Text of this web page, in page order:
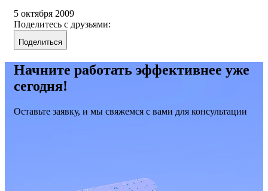
5 октября 2009
Поделитесь с друзьями:
Поделиться
Начните работать эффективнее уже
сегодня!
Оставьте заявку, и мы свяжемся с вами для консультации